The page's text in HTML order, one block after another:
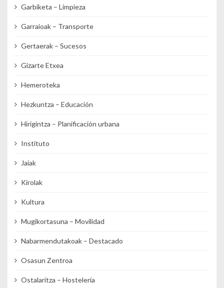
Garbiketa – Limpieza
Garraioak – Transporte
Gertaerak – Sucesos
Gizarte Etxea
Hemeroteka
Hezkuntza – Educación
Hirigintza – Planificación urbana
Instituto
Jaiak
Kirolak
Kultura
Mugikortasuna – Movilidad
Nabarmendutakoak – Destacado
Osasun Zentroa
Ostalaritza – Hostelería